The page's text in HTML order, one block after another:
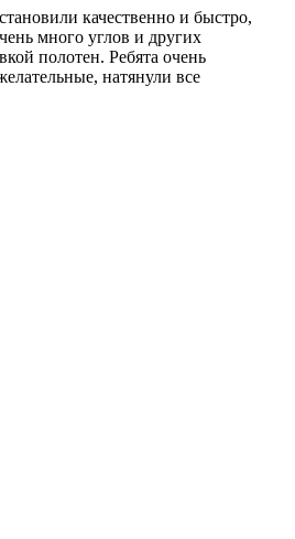
качественно и быстро,
много углов и других
полотен. Ребята очень
натянули все